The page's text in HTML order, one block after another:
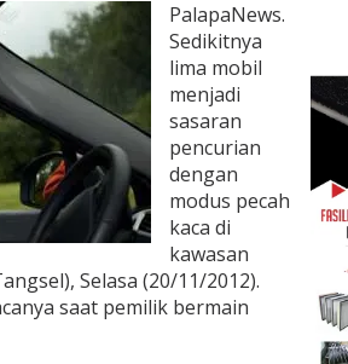
PalapaNews.
Sedikitnya
lima mobil
menjadi
sasaran
pencurian
dengan
modus pecah
kaca di
kawasan
Selasa (20/11/2012).
saat pemilik bermain